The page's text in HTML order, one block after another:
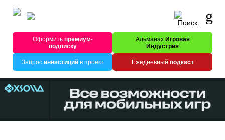
Оформитьпремиум-
подписку
Альманах Игровая
Индустрия
Запрос инвестицийв проект Ежедневный подкаст